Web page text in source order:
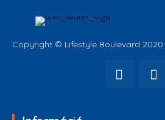
Copyright © Lifestyle Boulevard 2020.